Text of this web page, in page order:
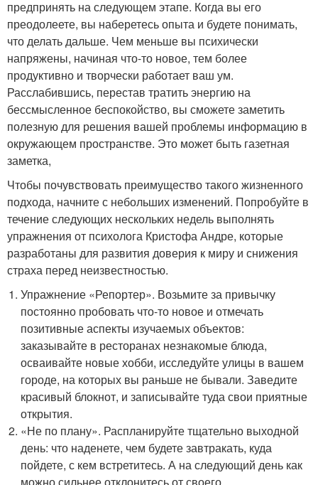
предпринять на следующем этапе. Когда вы его
преодолеете, вы наберетесь опыта и будете понимать,
что делать дальше. Чем меньше вы психически
напряжены, начиная что-то новое, тем более
продуктивно и творчески работает ваш ум.
Расслабившись, перестав тратить энергию на
бессмысленное беспокойство, вы сможете заметить
полезную для решения вашей проблемы информацию в
окружающем пространстве. Это может быть газетная
заметка,
Чтобы почувствовать преимущество такого жизненного
подхода, начните с небольших изменений. Попробуйте в
течение следующих нескольких недель выполнять
упражнения от психолога Кристофа Андре, которые
разработаны для развития доверия к миру и снижения
страха перед неизвестностью.
Упражнение «Репортер». Возьмите за привычку
постоянно пробовать что-то новое и отмечать
позитивные аспекты изучаемых объектов:
заказывайте в ресторанах незнакомые блюда,
осваивайте новые хобби, исследуйте улицы в вашем
городе, на которых вы раньше не бывали. Заведите
красивый блокнот, и записывайте туда свои приятные
открытия.
«Не по плану». Распланируйте тщательно выходной
день: что наденете, чем будете завтракать, куда
пойдете, с кем встретитесь. А на следующий день как